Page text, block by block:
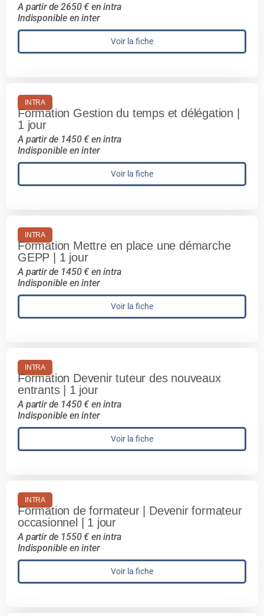
A partir de 2650 € en intra
Indisponible en inter
Voir la fiche
INTRA
Formation Gestion du temps et délégation |
1 jour
A partir de 1450 € en intra
Indisponible en inter
Voir la fiche
INTRA
Formation Mettre en place une démarche
GEPP | 1 jour
A partir de 1450 € en intra
Indisponible en inter
Voir la fiche
INTRA
Formation Devenir tuteur des nouveaux
entrants | 1 jour
A partir de 1450 € en intra
Indisponible en inter
Voir la fiche
INTRA
Formation de formateur | Devenir formateur
occasionnel | 1 jour
A partir de 1550 € en intra
Indisponible en inter
Voir la fiche